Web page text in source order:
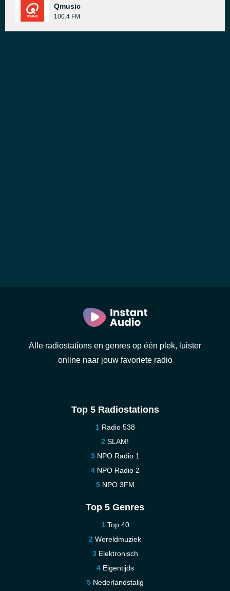
Qmusic
100.4 FM
Alle radiostations en genres op één plek, luister
online naar jouw favoriete radio
Top 5 Radiostations
Radio 538
SLAM!
NPO Radio 1
NPO Radio 2
NPO 3FM
Top 5 Genres
Top 40
Wereldmuziek
Elektronisch
Eigentijds
Nederlandstalig